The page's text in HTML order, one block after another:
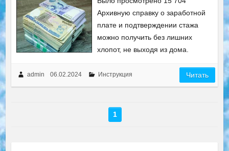
Архивную справку о заработной
плате и подтверждении стажа
можно получить без лишних
хлопот, не выходя из дома.
admin 06.02.2024 Инструкция Читать
1